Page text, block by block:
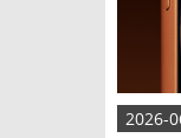
2026-